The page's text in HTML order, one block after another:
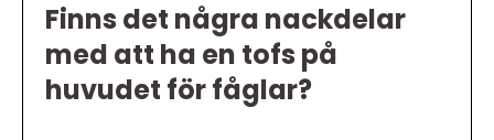
Finns det några nackdelar
med att ha en tofs på
huvudet för fåglar?